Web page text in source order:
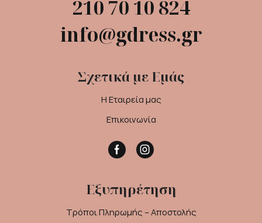
210 70 10 824
info@gdress.gr
Σχετικά με Εμάς
Η Εταιρεία μας
Επικοινωνία
FacebookInstagram
Εξυπηρέτηση
Τρόποι Πληρωμής – Αποστολής